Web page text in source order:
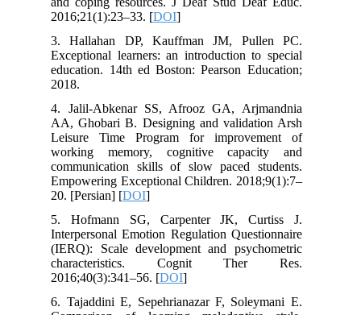
2016;21(1):23–33. [DOI
3. Hallahan DP, Kauffman JM, Pullen PC.
Exceptional learners: an introduction to special
education. 14th ed Boston: Pearson Education;
2018.
4. Jalil-Abkenar SS, Afrooz GA, Arjmandnia
AA, Ghobari B. Designing and validation Arsh
Leisure Time Program for improvement of
working memory, cognitive capacity and
communication skills of slow paced students.
Empowering Exceptional Children. 2018;9(1):7–
20. [Persian] [DOI
5. Hofmann SG, Carpenter JK, Curtiss J.
Interpersonal Emotion Regulation Questionnaire
(IERQ): Scale development and psychometric
characteristics. Cognit Ther Res.
2016;40(3):341–56. [DOI
6. Tajaddini E, Sepehrianazar F, Soleymani E.